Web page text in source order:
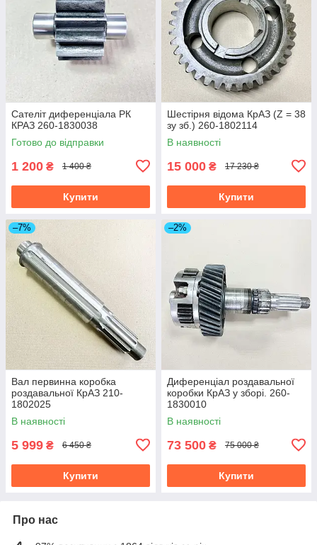
Сателіт диференціала РК
КРАЗ 260-1830038
Готово до відправки
1 200 ₴ 1 400 ₴
Купити
Шестірня відома КрАЗ (Z = 38
зу зб.) 260-1802114
В наявності
15 000 ₴ 17 230 ₴
Купити
–7%
Вал первинна коробка
роздавальної КрАЗ 210-
1802025
В наявності
5 999 ₴ 6 450 ₴
Купити
–2%
Диференціал роздавальної
коробки КрАЗ у зборі. 260-
1830010
В наявності
73 500 ₴ 75 000 ₴
Купити
Про нас